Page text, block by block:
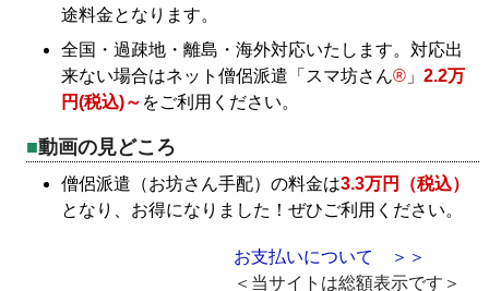
途料金となります。
全国・過疎地・離島・海外対応いたします。対応出
来ない場合はネット僧侶派遣「スマ坊さん® 」2.2万
円(税込)～ をご利用ください。
動画の見どころ
僧侶派遣（お坊さん手配）の料金は3.3万円（税込）
となり、お得になりました！ぜひご利用ください。
お支払いについて ＞＞
＜当サイトは総額表示です＞